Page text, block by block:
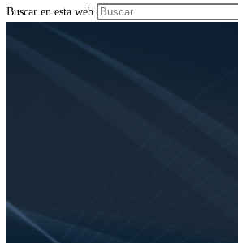
Buscar en esta web